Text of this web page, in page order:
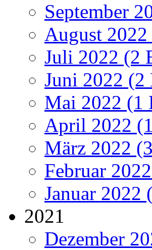
September
August
Juli 2022 (2
Juni 2022 (2
Mai 2022 (1
April 2022
März 2022
Februar
Januar 2022
2021
Dezember